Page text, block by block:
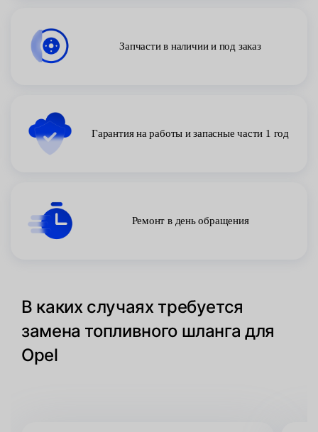
Запчасти в наличии и под заказ
Гарантия на работы и запасные части 1 год
Ремонт в день обращения
В каких случаях требуется
замена топливного шланга для
Opel